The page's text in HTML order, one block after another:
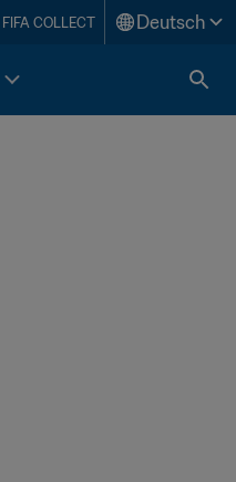
FIFA COLLECT Deutsch